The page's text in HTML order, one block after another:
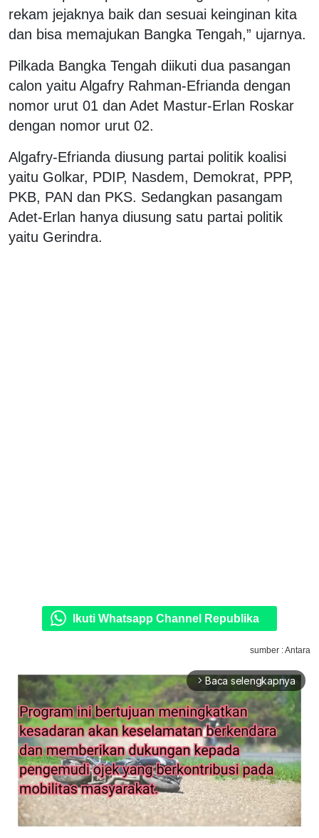
rekam jejaknya baik dan sesuai keinginan kita
dan bisa memajukan Bangka Tengah,” ujarnya.
Pilkada Bangka Tengah diikuti dua pasangan
calon yaitu Algafry Rahman-Efrianda dengan
nomor urut 01 dan Adet Mastur-Erlan Roskar
dengan nomor urut 02.
Algafry-Efrianda diusung partai politik koalisi
yaitu Golkar, PDIP, Nasdem, Demokrat, PPP,
PKB, PAN dan PKS. Sedangkan pasangam
Adet-Erlan hanya diusung satu partai politik
yaitu Gerindra.
Ikuti Whatsapp Channel Republika
sumber : Antara
arrow_forward_ios Baca selengkapnya